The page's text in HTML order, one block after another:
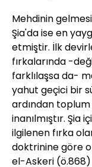
Mehdinin
Şia'da ise en
etmiştir. İlk
fırkalarında -
farklılaşsa da-
yahut geçici bir
ardından
inanılmıştır. Şia
ilgilenen fırka
doktrinine göre
el-Askeri